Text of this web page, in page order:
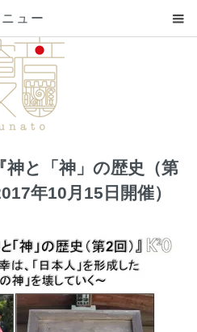
ュー
神と「神」の歴史（第
年10月15日開催）